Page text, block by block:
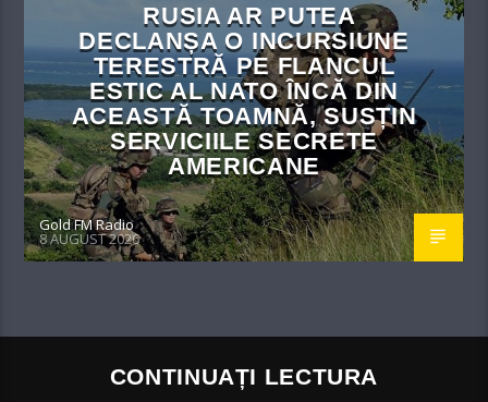
RUSIA AR PUTEA
DECLANȘA O INCURSIUNE
TERESTRĂ PE FLANCUL
ESTIC AL NATO ÎNCĂ DIN
ACEASTĂ TOAMNĂ, SUSȚIN
SERVICIILE SECRETE
AMERICANE
Gold FM Radio
8 AUGUST 2026
CONTINUAȚI LECTURA